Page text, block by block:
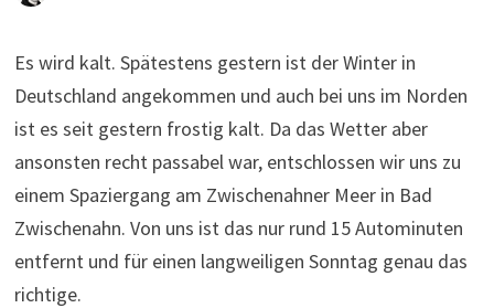
Es wird kalt. Spätestens gestern ist der Winter in
Deutschland angekommen und auch bei uns im Norden
ist es seit gestern frostig kalt. Da das Wetter aber
ansonsten recht passabel war, entschlossen wir uns zu
einem Spaziergang am Zwischenahner Meer in Bad
Zwischenahn. Von uns ist das nur rund 15 Autominuten
entfernt und für einen langweiligen Sonntag genau das
richtige.